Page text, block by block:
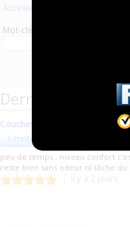
Accessoires
Mot-clé
Derniers
Couches blanches
Littelboy91
peu de temps , niveau confort
reste bien sans odeur ni tâche du